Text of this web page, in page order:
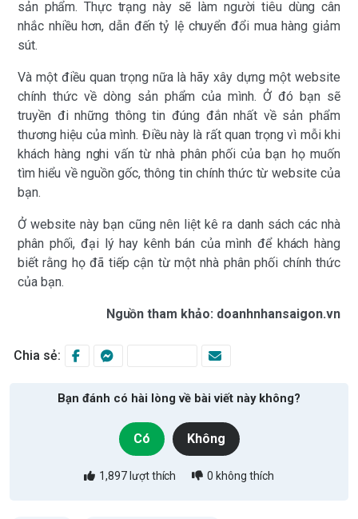
sản phẩm. Thực trạng này sẽ làm người tiêu dùng cân
nhắc nhiều hơn, dẫn đến tỷ lệ chuyển đổi mua hàng giảm
sút.
Và một điều quan trọng nữa là hãy xây dựng một website
chính thức về dòng sản phẩm của mình. Ở đó bạn sẽ
truyền đi những thông tin đúng đắn nhất về sản phẩm
thương hiệu của mình. Điều này là rất quan trọng vì mỗi khi
khách hàng nghi vấn từ nhà phân phối của bạn họ muốn
tìm hiểu về nguồn gốc, thông tin chính thức từ website của
bạn.
Ở website này bạn cũng nên liệt kê ra danh sách các nhà
phân phối, đại lý hay kênh bán của mình để khách hàng
biết rằng họ đã tiếp cận từ một nhà phân phối chính thức
của bạn.
Nguồn tham khảo: doanhnhansaigon.vn
Chia sẻ:
Bạn đánh có hài lòng về bài viết này không?
Có Không
1,897lượt thích 0 không thích